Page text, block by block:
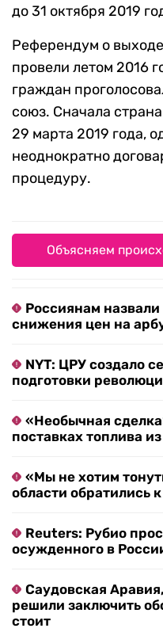
до 31 октября 2019
Референдум о
провели летом 2016
граждан
союз. Сначала
29 марта 2019 года,
неоднократно
процедуру.
Объясняем
Россиянам
снижения цен на
NYT: ЦРУ создало
подготовки
«Необычная
поставках топлива
«Мы не хотим
области обратились
Reuters: Рубио
осужденного в
Саудовская
решили заключить
стоит